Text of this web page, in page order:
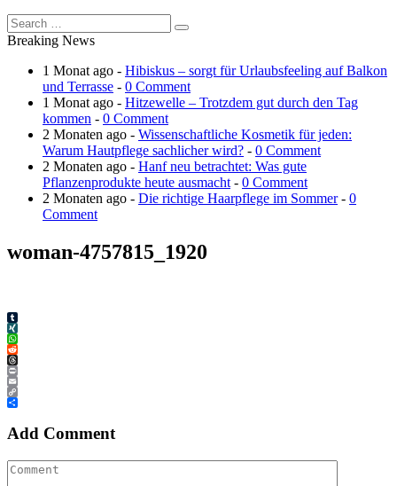
Breaking News
1 Monat ago - Hibiskus – sorgt für Urlaubsfeeling auf Balkon
und Terrasse - 0 Comment
1 Monat ago - Hitzewelle – Trotzdem gut durch den Tag
kommen - 0 Comment
2 Monaten ago - Wissenschaftliche Kosmetik für jeden:
Warum Hautpflege sachlicher wird? - 0 Comment
2 Monaten ago - Hanf neu betrachtet: Was gute
Pflanzenprodukte heute ausmacht - 0 Comment
2 Monaten ago - Die richtige Haarpflege im Sommer- 0
Comment
woman-4757815_1920
Tumblr
XING
WhatsApp
Reddit
Threads
Print
Email
Copy
Link
Teilen
Add Comment